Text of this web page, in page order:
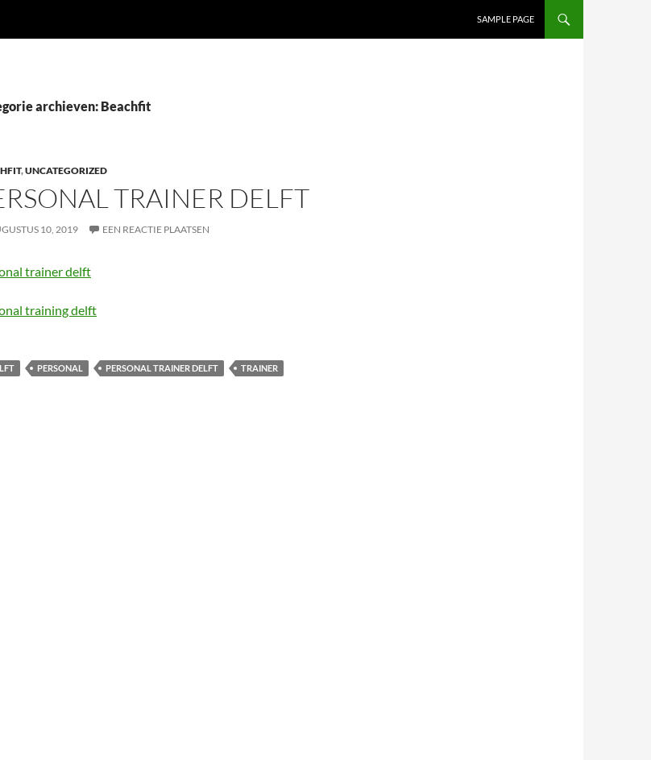
SAMPLE PAGE
archieven: Beachfit
,UNCATEGORIZED
TRAINER DELFT
10, 2019 EEN REACTIE PLAATSEN
trainer delft
training delft
PERSONAL PERSONAL TRAINER DELFT TRAINER